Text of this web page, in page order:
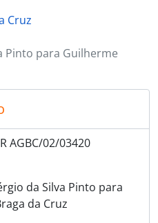
Cruz
Pinto para Guilherme
AGBC/02/03420
da Silva Pinto para
da Cruz